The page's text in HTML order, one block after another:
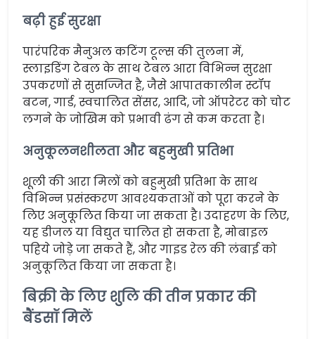
बढ़ी हुई सुरक्षा
पारंपरिक मैनुअल कटिंग टूल्स की तुलना में,
स्लाइडिंग टेबल के साथ टेबल आरा विभिन्न सुरक्षा
उपकरणों से सुसज्जित है, जैसे आपातकालीन स्टॉप
बटन, गार्ड, स्वचालित सेंसर, आदि, जो ऑपरेटर को चोट
लगने के जोखिम को प्रभावी ढंग से कम करता है।
अनुकूलनशीलता और बहुमुखी प्रतिभा
शूली की आरा मिलों को बहुमुखी प्रतिभा के साथ
विभिन्न प्रसंस्करण आवश्यकताओं को पूरा करने के
लिए अनुकूलित किया जा सकता है। उदाहरण के लिए,
यह डीजल या विद्युत चालित हो सकता है, मोबाइल
पहिये जोड़े जा सकते हैं, और गाइड रेल की लंबाई को
अनुकूलित किया जा सकता है।
बिक्री के लिए शुलि की तीन प्रकार की
बैंडसॉ मिलें